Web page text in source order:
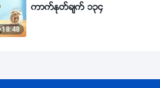
18:48
ကာက္ႏုတ္ခ်က္ ၁၃၄